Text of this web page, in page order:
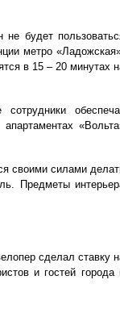
не будет
метро
в 15 – 20 минутах
своими силами
Предметы
сделал ставку
и гостей города